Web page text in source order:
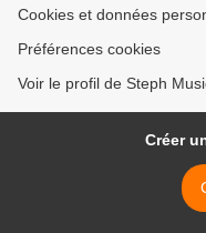
Cookies et données
Préférences cookies
Voir le profil de Steph
Créer